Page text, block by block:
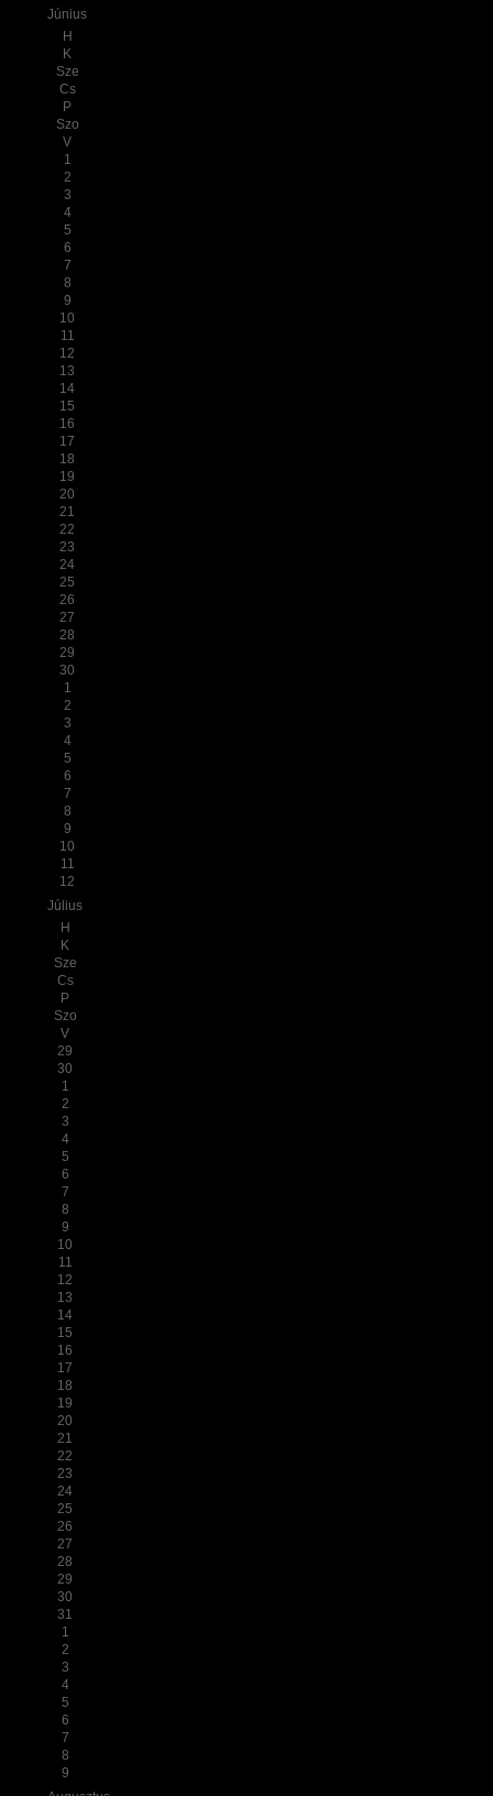
Június
H
K
Sze
Cs
P
Szo
V
1
2
3
4
5
6
7
8
9
10
11
12
13
14
15
16
17
18
19
20
21
22
23
24
25
26
27
28
29
30
1
2
3
4
5
6
7
8
9
10
11
12
Július
H
K
Sze
Cs
P
Szo
V
29
30
1
2
3
4
5
6
7
8
9
10
11
12
13
14
15
16
17
18
19
20
21
22
23
24
25
26
27
28
29
30
31
1
2
3
4
5
6
7
8
9